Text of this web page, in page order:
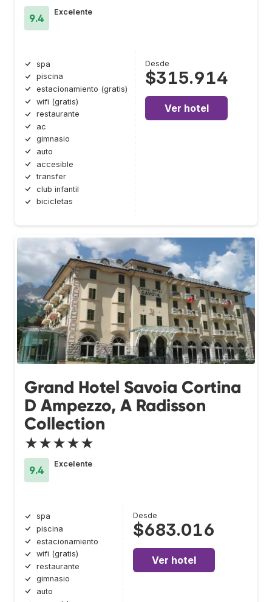
9.4
Excelente
spa
piscina
estacionamiento (gratis)
wifi (gratis)
restaurante
ac
gimnasio
auto
accesible
transfer
club infantil
bicicletas
Desde
$315.914
Ver hotel
Grand Hotel Savoia Cortina
D Ampezzo, A Radisson
Collection
★★★★★
9.4
Excelente
spa
piscina
estacionamiento
wifi (gratis)
restaurante
gimnasio
auto
Desde
$683.016
Ver hotel